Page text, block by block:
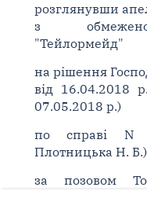
розглянувши
з
"Тейлормейд"
на рішення
від 16.04.2018
07.05.2018 р.)
по справі N
Плотницька Н. Б.)
за позовом